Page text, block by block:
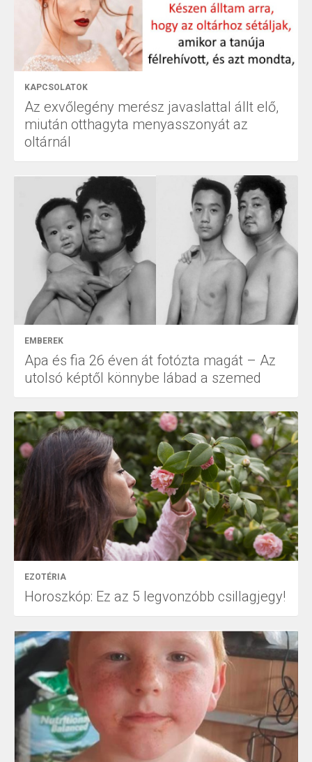
KAPCSOLATOK
Az exvőlegény merész javaslattal állt elő,
miután otthagyta menyasszonyát az
oltárnál
EMBEREK
Apa és fia 26 éven át fotózta magát – Az
utolsó képtől könnybe lábad a szemed
EZOTÉRIA
Horoszkóp: Ez az 5 legvonzóbb csillagjegy!